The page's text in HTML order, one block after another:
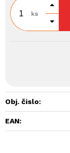
ks
Obj. čislo:
EAN: